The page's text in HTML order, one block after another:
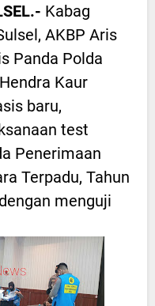
Kabag
AKBP Aris
Panda Polda
Kaur
baru,
test
Penerimaan
Terpadu, Tahun
menguji